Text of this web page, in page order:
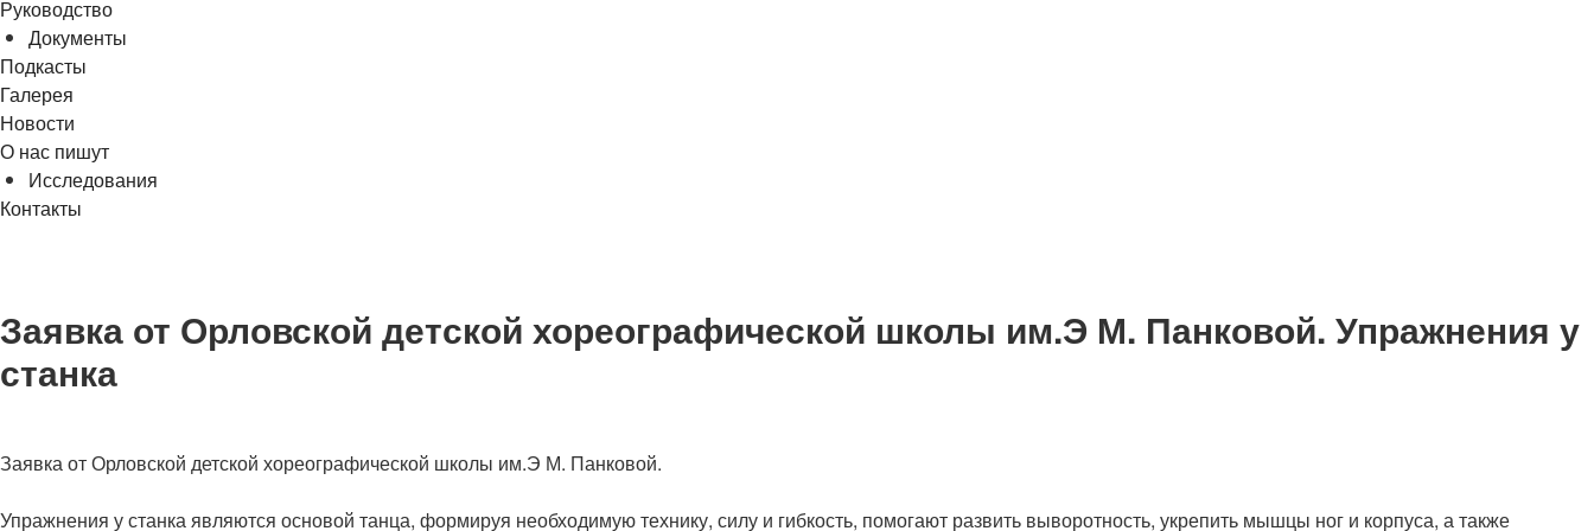
Руководство
Документы
Подкасты
Галерея
Новости
О нас пишут
Исследования
Контакты
Заявка от Орловской детской хореографической школы им.Э М. Панковой. Упражнения у
станка
Заявка от Орловской детской хореографической школы им.Э М. Панковой.
Упражнения у станка являются основой танца, формируя необходимую технику, силу и гибкость, помогают развить выворотность, укрепить мышцы ног и корпуса, а также